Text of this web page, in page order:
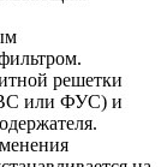
решетки
или ФУС) и